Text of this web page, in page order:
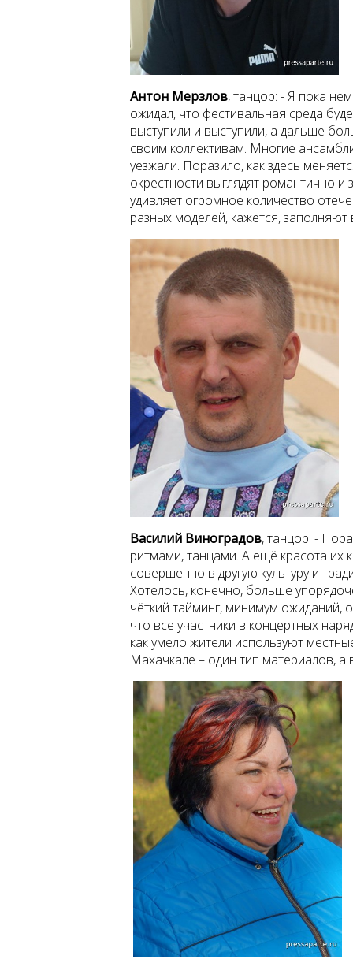
Антон Мерзлов,танцор: - Я пока
ожидал, что фестивальная среда
выступили и выступили, а дальше
своим коллективам. Многие
уезжали. Поразило, как здесь
окрестности выглядят романтично
удивляет огромное количество
разных моделей, кажется, заполняют
Василий Виноградов,танцор: -
ритмами, танцами. А ещё красота их
совершенно в другую культуру и
Хотелось, конечно, больше
чёткий тайминг, минимум ожиданий,
что все участники в концертных
как умело жители используют
Махачкале – один тип материалов,